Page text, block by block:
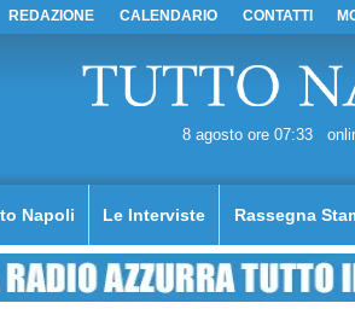
REDAZIONE CALENDARIO CONTATTI
8 agosto ore 07:33
Napoli Le Interviste Rassegna